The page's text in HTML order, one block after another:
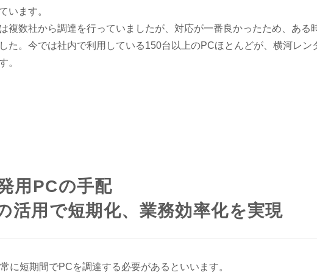
います。
複数社から調達を行っていましたが、対応が一番良かったため、あ
た。今では社内で利用している150台以上のPCほとんどが、横河レ
。
用PCの手配
活用で短期化、業務効率化を実現
に短期間でPCを調達する必要があるといいます。